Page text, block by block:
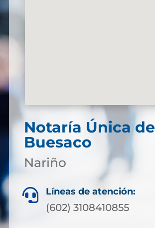
Notaría Única de
Buesaco
Nariño
 Líneas de atención:
(602) 3108410855